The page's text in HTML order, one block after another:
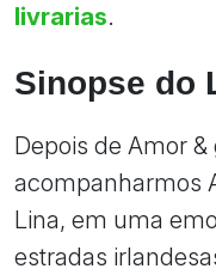
livrarias.
Sinopse do
Depois de Amor
acompanharmos
Lina, em uma
estradas